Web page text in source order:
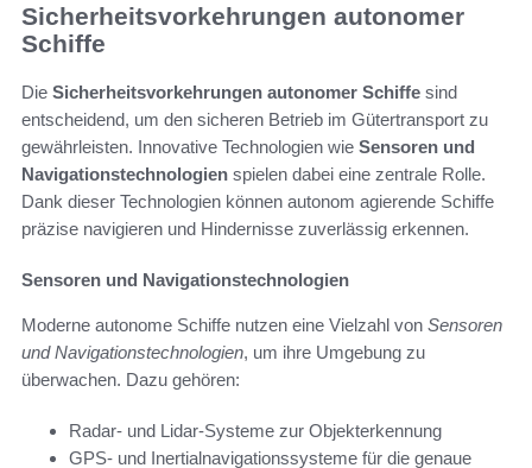
Sicherheitsvorkehrungen autonomer
Schiffe
Die Sicherheitsvorkehrungen autonomer Schiffe sind
entscheidend, um den sicheren Betrieb im Gütertransport zu
gewährleisten. Innovative Technologien wie Sensoren und
Navigationstechnologien spielen dabei eine zentrale Rolle.
Dank dieser Technologien können autonom agierende Schiffe
präzise navigieren und Hindernisse zuverlässig erkennen.
Sensoren und Navigationstechnologien
Moderne autonome Schiffe nutzen eine Vielzahl von Sensoren
und Navigationstechnologien, um ihre Umgebung zu
überwachen. Dazu gehören:
Radar- und Lidar-Systeme zur Objekterkennung
GPS- und Inertialnavigationssysteme für die genaue